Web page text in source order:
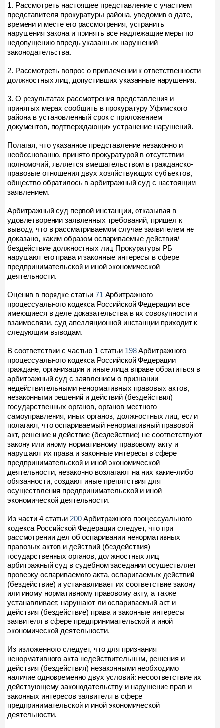
1. Рассмотреть настоящее представление с участием
представителя прокуратуры района, уведомив о дате,
времени и месте его рассмотрения, устранить
нарушения закона и принять все надлежащие меры по
недопущению впредь указанных нарушений
законодательства.
2. Рассмотреть вопрос о привлечении к ответственности
должностных лиц, допустивших указанные нарушения.
3. О результатах рассмотрения представления и
принятых мерах сообщить в прокуратуру Уфимского
района в установленный срок с приложением
документов, подтверждающих устранение нарушений.
Полагая, что указанное представление незаконно и
необоснованно, принято прокуратурой в отсутствии
полномочий, является вмешательством в гражданско-
правовые отношения двух хозяйствующих субъектов,
общество обратилось в арбитражный суд с настоящим
заявлением.
Арбитражный суд первой инстанции, отказывая в
удовлетворении заявленных требований, пришел к
выводу, что в рассматриваемом случае заявителем не
доказано, каким образом оспариваемые действия/
бездействие должностных лиц Прокуратуры РБ
нарушают его права и законные интересы в сфере
предпринимательской и иной экономической
деятельности.
Оценив в порядке статьи 71 Арбитражного
процессуального кодекса Российской Федерации все
имеющиеся в деле доказательства в их совокупности и
взаимосвязи, суд апелляционной инстанции приходит к
следующим выводам.
В соответствии с частью 1 статьи 198 Арбитражного
процессуального кодекса Российской Федерации
граждане, организации и иные лица вправе обратиться в
арбитражный суд с заявлением о признании
недействительными ненормативных правовых актов,
незаконными решений и действий (бездействия)
государственных органов, органов местного
самоуправления, иных органов, должностных лиц, если
полагают, что оспариваемый ненормативный правовой
акт, решение и действие (бездействие) не соответствуют
закону или иному нормативному правовому акту и
нарушают их права и законные интересы в сфере
предпринимательской и иной экономической
деятельности, незаконно возлагают на них какие-либо
обязанности, создают иные препятствия для
осуществления предпринимательской и иной
экономической деятельности.
Из части 4 статьи 200 Арбитражного процессуального
кодекса Российской Федерации следует, что при
рассмотрении дел об оспаривании ненормативных
правовых актов и действий (бездействия)
государственных органов, должностных лиц
арбитражный суд в судебном заседании осуществляет
проверку оспариваемого акта, оспариваемых действий
(бездействие) и устанавливает их соответствие закону
или иному нормативному правовому акту, а также
устанавливает, нарушают ли оспариваемый акт и
действия (бездействие) права и законные интересы
заявителя в сфере предпринимательской и иной
экономической деятельности.
Из изложенного следует, что для признания
ненормативного акта недействительным, решения и
действия (бездействия) незаконными необходимо
наличие одновременно двух условий: несоответствие их
действующему законодательству и нарушение прав и
законных интересов заявителя в сфере
предпринимательской и иной экономической
деятельности.